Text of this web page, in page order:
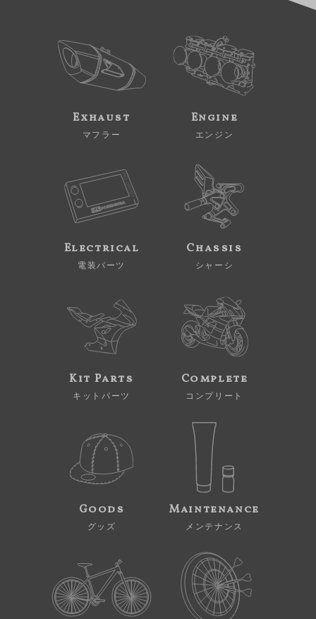
Exhaust
マフラー
Engine
エンジン
Electrical
電装パーツ
Chassis
シャーシ
Kit Parts
キットパーツ
Complete
コンプリート
Goods
グッズ
Maintenance
メンテナンス